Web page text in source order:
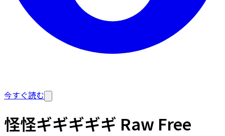
今すぐ読む
怪怪ギギギギギ Raw Free